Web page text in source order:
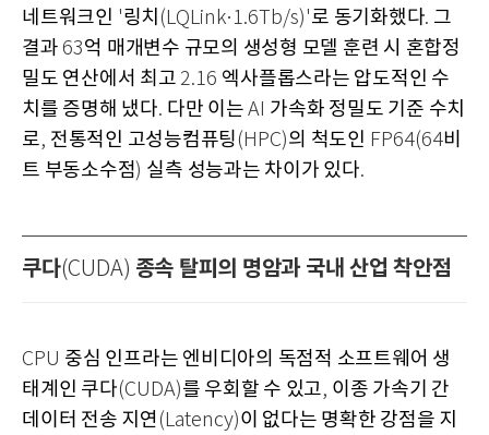
네트워크인 '링치 (LQLink·1.6Tb/s)'로 동기화했다. 그
결과 63억 매개변수 규모의 생성형 모델 훈련 시 혼합정
밀도 연산에서 최고 2.16 엑사플롭스라는 압도적인 수
치를 증명해 냈다. 다만 이는AI 가속화 정밀도 기준 수치
로, 전통적인 고성능컴퓨팅 (HPC)의 척도인 FP64(64비
트 부동소수점) 실측 성능과는 차이가 있다.
쿠다(CUDA) 종속 탈피의 명암과 국내 산업 착안점
CPU 중심 인프라는 엔비디아의 독점적 소프트웨어 생
태계인 쿠다(CUDA)를 우회할 수 있고, 이종 가속기 간
데이터 전송 지연 (Latency)이 없다는 명확한 강점을 지